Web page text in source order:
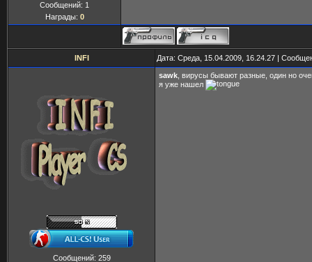
Сообщений: 1
Награды: 0
INFI Дата: Среда, 15.04.2009, 16.24.27 |
Сообщений: 259
sawk , вирусы бывают разные, один но
я уже нашел